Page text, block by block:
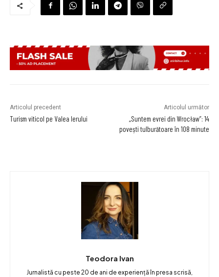
Articolul precedent
Turism viticol pe Valea Ierului
Articolul următor
„Suntem evrei din Wrocław”: 14
povești tulburătoare în 108 minute
Teodora Ivan
Jurnalistă cu peste 20 de ani de experiență în presa scrisă,